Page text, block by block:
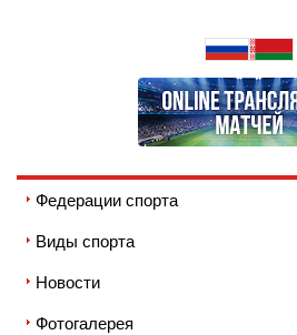
Федерации спорта
Виды спорта
Новости
Фотогалерея